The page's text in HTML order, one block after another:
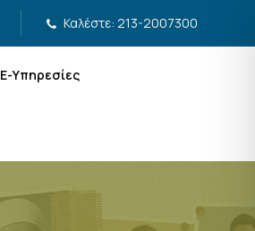
Καλέστε: 213-2007300
Ε-Υπηρεσίες